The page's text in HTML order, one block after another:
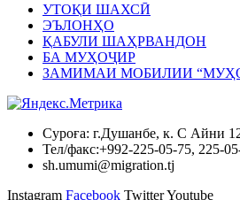
УТОҚИ ШАХСӢ
ЭЪЛОНҲО
ҚАБУЛИ ШАҲРВАНДОН
БА МУҲОҶИР
ЗАМИМАИ МОБИЛИИ
Суроға: г.Душанбе, к. С Айни
Тел/факс:+992-225-05-75, 225-
sh.umumi@migration.tj
Instagram Facebook TwitterYoutube